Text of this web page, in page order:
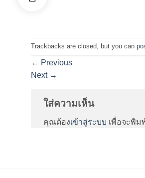
Trackbacks are closed, but you can
← Previous
Next →
ใส่ความเห็น
คุณต้องเข้าสู่ระบบ เพื่อจะพิม